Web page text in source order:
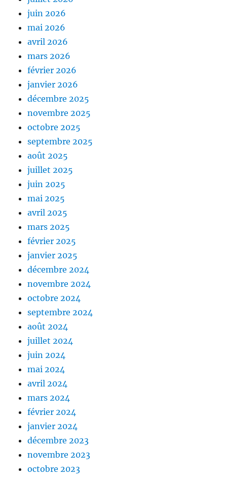
juin 2026
mai 2026
avril 2026
mars 2026
février 2026
janvier 2026
décembre 2025
novembre 2025
octobre 2025
septembre 2025
août 2025
juillet 2025
juin 2025
mai 2025
avril 2025
mars 2025
février 2025
janvier 2025
décembre 2024
novembre 2024
octobre 2024
septembre 2024
août 2024
juillet 2024
juin 2024
mai 2024
avril 2024
mars 2024
février 2024
janvier 2024
décembre 2023
novembre 2023
octobre 2023